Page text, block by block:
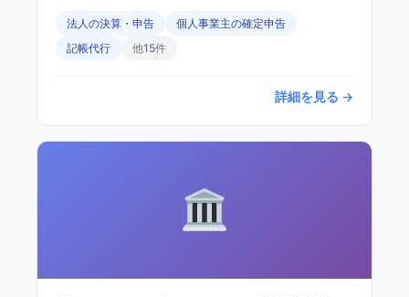
法人の決算・申告
個人事業主の確定申告
記帳代行
他15件
詳細を見る →